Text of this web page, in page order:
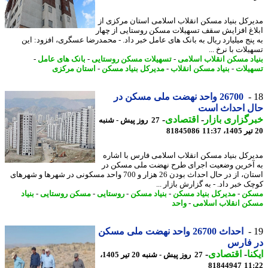
بنیاد مسکن انقلاب اسلامی استان مرکزی از
افزایش سقف تسهیلات مسکن روستایی از چهار
میلیارد ریال به بانک های عامل خبر داد. - محمدرضا عسگری، افزود: این
با نرخ ...
مسکن انقلاب اسلامی-تسهیلات مسکن روستایی-بانک های عامل-
-بنیاد مسکن انقلاب-مدیرکل بنیاد مسکن-استان مرکزی
26700 واحد نهضت ملی مسکن در
احداث است
بازار- اقتصادی-
27 روز پیش - شنبه
81845086
بنیاد مسکن انقلاب اسلامی فارس با اشاره
وضعیت اجرای طرح نهضت ملی مسکن در
استان، از در حال احداث بودن 26 هزار و 700 واحد مسکونی در شهرها و شهرهای
خبر داد. - به گزارش بازار ...
-مدیرکل بنیاد مسکن-بنیاد مسکن-روستایی-مسکن روستایی-بنیاد
انقلاب اسلامی-واحد
احداث 26700 واحد نهضت ملی مسکن
فارس
-اقتصادی-
27 روز پیش - شنبه 20 تیر 1405،
81844947